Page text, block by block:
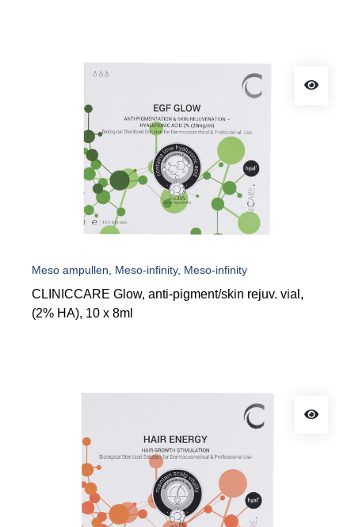
Meso ampullen, Meso-infinity, Meso-infinity
CLINICCARE Glow, anti-pigment/skin rejuv. vial,
(2% HA), 10 x 8ml